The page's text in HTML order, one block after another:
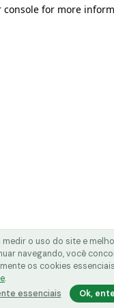
console for more
medir o uso do site e
navegando, você
os cookies
.
essenciais
Ok,